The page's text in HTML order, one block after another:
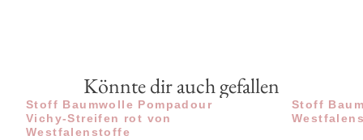
Könnte dir auch gefallen
Stoff Baumwolle Pompadour
Vichy-Streifen rot von
Westfalenstoffe
Stoff